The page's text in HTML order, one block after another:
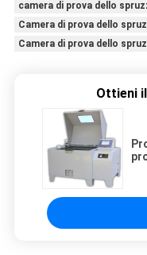
camera di prova dello
Camera di prova dello
Camera di prova dello
Ottieni